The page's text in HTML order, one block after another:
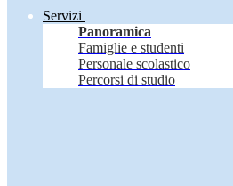
Servizi
Panoramica
Famiglie e studenti
Personale scolastico
Percorsi di studio